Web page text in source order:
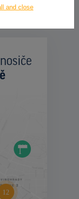
and close